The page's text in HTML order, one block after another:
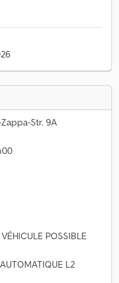
Str. 9A
POSSIBLE
L2